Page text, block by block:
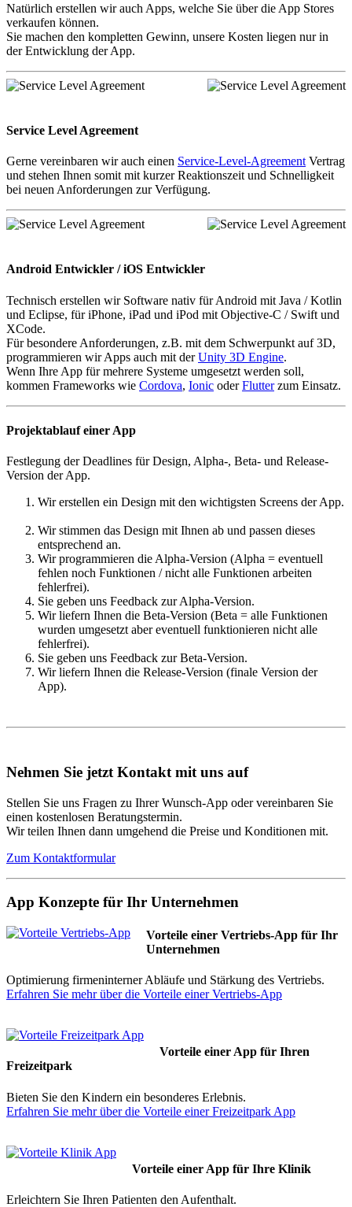
Natürlich erstellen wir auch Apps, welche Sie über die App Stores
verkaufen können.
Sie machen den kompletten Gewinn, unsere Kosten liegen nur in
der Entwicklung der App.
Service Level Agreement
Gerne vereinbaren wir auch einen Service-Level-Agreement Vertrag
und stehen Ihnen somit mit kurzer Reaktionszeit und Schnelligkeit
bei neuen Anforderungen zur Verfügung.
Android Entwickler / iOS Entwickler
Technisch erstellen wir Software nativ für Android mit Java / Kotlin
und Eclipse, für iPhone, iPad und iPod mit Objective-C / Swift und
XCode.
Für besondere Anforderungen, z.B. mit dem Schwerpunkt auf 3D,
programmieren wir Apps auch mit derUnity 3D Engine.
Wenn Ihre App für mehrere Systeme umgesetzt werden soll,
kommen Frameworks wie Cordova, Ionic oderFlutterzum Einsatz.
Projektablauf einer App
Festlegung der Deadlines für Design, Alpha-, Beta- und Release-
Version der App.
Wir erstellen ein Design mit den wichtigsten Screens der App.
Wir stimmen das Design mit Ihnen ab und passen dieses
entsprechend an.
Wir programmieren die Alpha-Version (Alpha = eventuell
fehlen noch Funktionen / nicht alle Funktionen arbeiten
fehlerfrei).
Sie geben uns Feedback zur Alpha-Version.
Wir liefern Ihnen die Beta-Version (Beta = alle Funktionen
wurden umgesetzt aber eventuell funktionieren nicht alle
fehlerfrei).
Sie geben uns Feedback zur Beta-Version.
Wir liefern Ihnen die Release-Version (finale Version der
App).
Nehmen Sie jetzt Kontakt mit uns auf
Stellen Sie uns Fragen zu Ihrer Wunsch-App oder vereinbaren Sie
einen kostenlosen Beratungstermin.
Wir teilen Ihnen dann umgehend die Preise und Konditionen mit.
Zum Kontaktformular
App Konzepte für Ihr Unternehmen
Vorteile einer Vertriebs-App für Ihr
Unternehmen
Optimierung firmeninterner Abläufe und Stärkung des Vertriebs.
Erfahren Sie mehr über die Vorteile einer Vertriebs-App
Vorteile einer App für Ihren
Freizeitpark
Bieten Sie den Kindern ein besonderes Erlebnis.
Erfahren Sie mehr über die Vorteile einer Freizeitpark App
Vorteile einer App für Ihre Klinik
Erleichtern Sie Ihren Patienten den Aufenthalt.